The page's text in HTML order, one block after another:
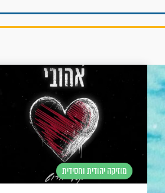
מוזיקה יהודית וחסידית